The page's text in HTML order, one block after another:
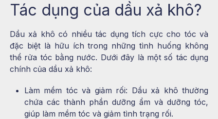
Tác dụng của dầu xả khô?
Dầu xả khô có nhiều tác dụng tích cực cho tóc và
đặc biệt là hữu ích trong những tình huống không
thể rửa tóc bằng nước. Dưới đây là một số tác dụng
chính của dầu xả khô:
Làm mềm tóc và giảm rối: Dầu xả khô thường
chứa các thành phần dưỡng ẩm và dưỡng tóc,
giúp làm mềm tóc và giảm tình trạng rối.